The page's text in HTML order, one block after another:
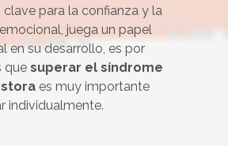
para la confianza y la
juega un papel
en su desarrollo, es por
que superar el síndrome
es muy importante
individualmente.